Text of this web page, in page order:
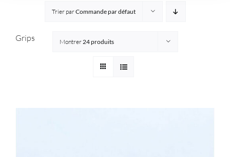
Grips
Trier parCommande par défaut
Montrer24 produits